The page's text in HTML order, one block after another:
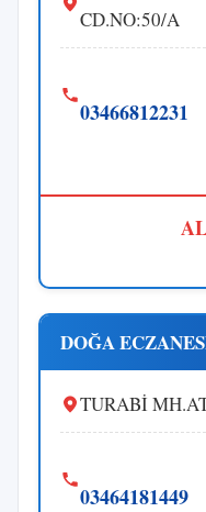
CD.NO:50/A
03466812231
DOĞA
TURABİ
03464181449